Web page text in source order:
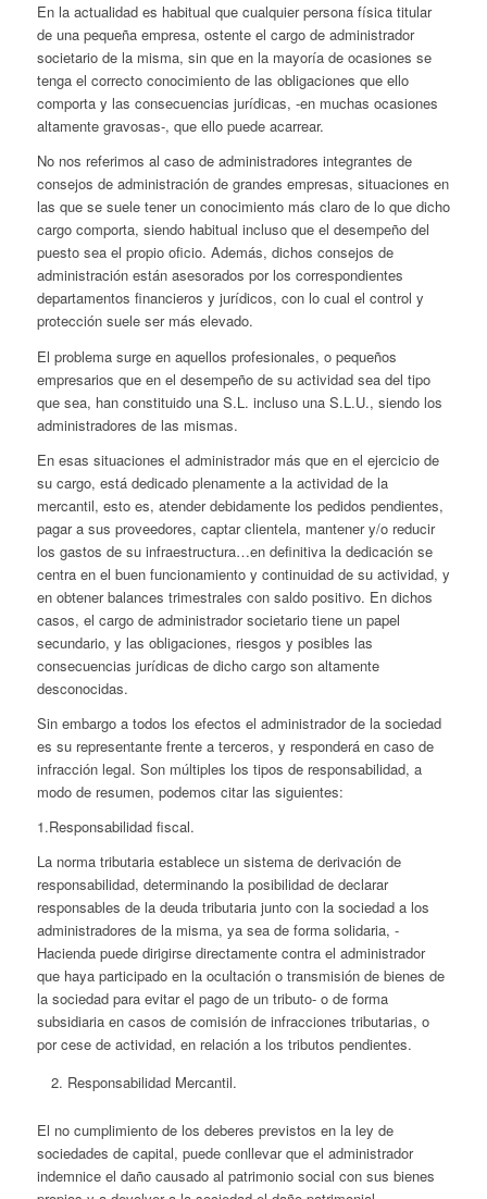
En la actualidad es habitual que cualquier persona física titular
de una pequeña empresa, ostente el cargo de administrador
societario de la misma, sin que en la mayoría de ocasiones se
tenga el correcto conocimiento de las obligaciones que ello
comporta y las consecuencias jurídicas, -en muchas ocasiones
altamente gravosas-, que ello puede acarrear.
No nos referimos al caso de administradores integrantes de
consejos de administración de grandes empresas, situaciones en
las que se suele tener un conocimiento más claro de lo que dicho
cargo comporta, siendo habitual incluso que el desempeño del
puesto sea el propio oficio. Además, dichos consejos de
administración están asesorados por los correspondientes
departamentos financieros y jurídicos, con lo cual el control y
protección suele ser más elevado.
El problema surge en aquellos profesionales, o pequeños
empresarios que en el desempeño de su actividad sea del tipo
que sea, han constituido una S.L. incluso una S.L.U., siendo los
administradores de las mismas.
En esas situaciones el administrador más que en el ejercicio de
su cargo, está dedicado plenamente a la actividad de la
mercantil, esto es, atender debidamente los pedidos pendientes,
pagar a sus proveedores, captar clientela, mantener y/o reducir
los gastos de su infraestructura…en definitiva la dedicación se
centra en el buen funcionamiento y continuidad de su actividad, y
en obtener balances trimestrales con saldo positivo. En dichos
casos, el cargo de administrador societario tiene un papel
secundario, y las obligaciones, riesgos y posibles las
consecuencias jurídicas de dicho cargo son altamente
desconocidas.
Sin embargo a todos los efectos el administrador de la sociedad
es su representante frente a terceros, y responderá en caso de
infracción legal. Son múltiples los tipos de responsabilidad, a
modo de resumen, podemos citar las siguientes:
1.Responsabilidad fiscal.
La norma tributaria establece un sistema de derivación de
responsabilidad, determinando la posibilidad de declarar
responsables de la deuda tributaria junto con la sociedad a los
administradores de la misma, ya sea de forma solidaria, -
Hacienda puede dirigirse directamente contra el administrador
que haya participado en la ocultación o transmisión de bienes de
la sociedad para evitar el pago de un tributo- o de forma
subsidiaria en casos de comisión de infracciones tributarias, o
por cese de actividad, en relación a los tributos pendientes.
Responsabilidad Mercantil.
El no cumplimiento de los deberes previstos en la ley de
sociedades de capital, puede conllevar que el administrador
indemnice el daño causado al patrimonio social con sus bienes